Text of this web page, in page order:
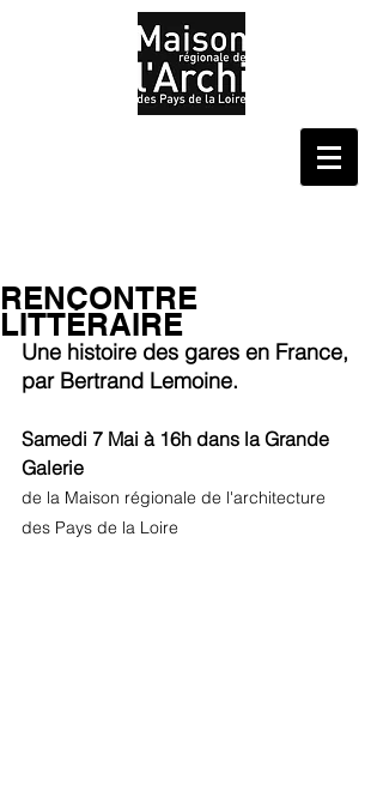
RENCONTRE
LITTÉRAIRE
Une histoire des gares en France,
par Bertrand Lemoine.
Samedi 7 Mai à 16h dans la Grande
Galerie
de la Maison régionale de l'architecture
des Pays de la Loire